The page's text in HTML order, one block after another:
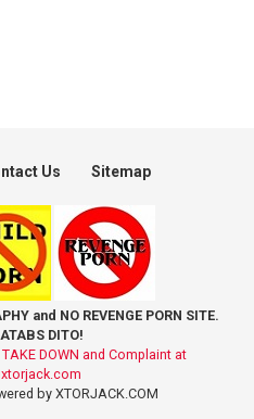
Us Sitemap
and NO REVENGE PORN SITE.
DITO!
DOWN and Complaint at
by XTORJACK.COM